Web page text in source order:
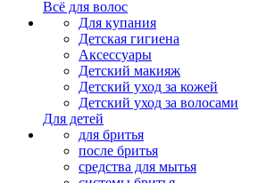
Всё для волос
Для купания
Детская гигиена
Аксессуары
Детский макияж
Детский уход за кожей
Детский уход за волосами
Для детей
для бритья
после бритья
средства для мытья